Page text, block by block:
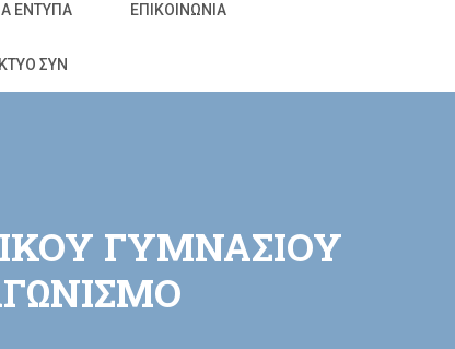
ΕΝΤΥΠΑ ΕΠΙΚΟΙΝΩΝΊΑ
ΣΥΝ
ΓΥΜΝΑΣΙΟΥ